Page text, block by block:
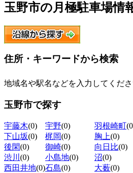
玉野市の月極駐車場情
住所・キーワードから検索
地域名や駅名などを入力してくだ
玉野市で探す
宇藤木(0) 宇野(0) 羽根崎町
下山坂(0) 梶岡(0) 胸上(0)
後閑(0) 御崎(0) 向日比(0)
渋川 (0) 小島地(0) 沼(0)
西田井地(0)石島(0) 大薮(0)